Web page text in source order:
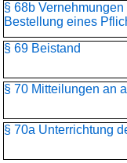
§ 68b
Bestellung eines
§ 69 Beistand
§ 70 Mitteilungen an
§ 70a Unterrichtung